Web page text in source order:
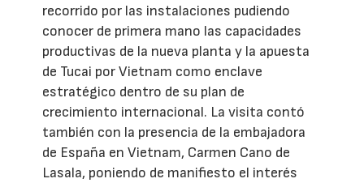
recorrido por las instalaciones pudiendo
conocer de primera mano las capacidades
productivas de la nueva planta y la apuesta
de Tucai por Vietnam como enclave
estratégico dentro de su plan de
crecimiento internacional. La visita contó
también con la presencia de la embajadora
de España en Vietnam, Carmen Cano de
Lasala, poniendo de manifiesto el interés